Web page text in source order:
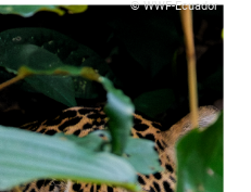
© WWF-Ecuador